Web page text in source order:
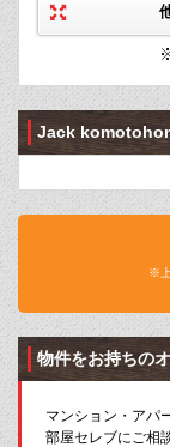
Jack
※
物件をお持ちの
マンション・アパ
部屋セレブにご相